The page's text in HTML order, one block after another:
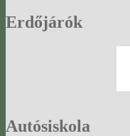
Erdőjárók
Autósiskola